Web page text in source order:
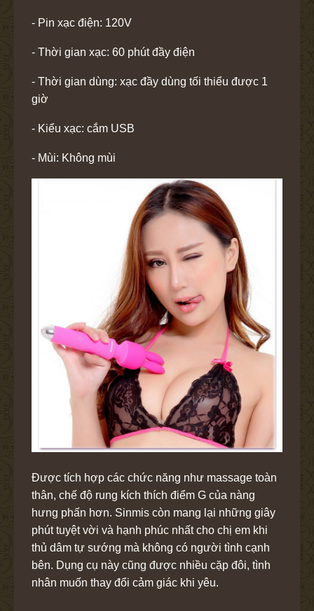
- Pin xạc điện: 120V
- Thời gian xạc: 60 phút đầy điện
- Thời gian dùng: xạc đầy dùng tối thiểu được 1
giờ
- Kiểu xạc: cắm USB
- Mùi: Không mùi
Được tích hợp các chức năng như massage toàn
thân, chế độ rung kích thích điểm G của nàng
hưng phấn hơn. Sinmis còn mang lại những giây
phút tuyệt vời và hạnh phúc nhất cho chị em khi
thủ dâm tự sướng mà không có người tình cạnh
bên. Dụng cụ này cũng được nhiều cặp đôi, tình
nhân muốn thay đổi cảm giác khi yêu.